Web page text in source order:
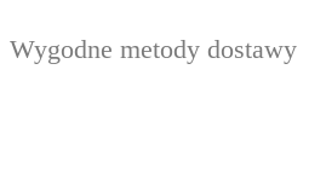
Wygodne metody dostawy